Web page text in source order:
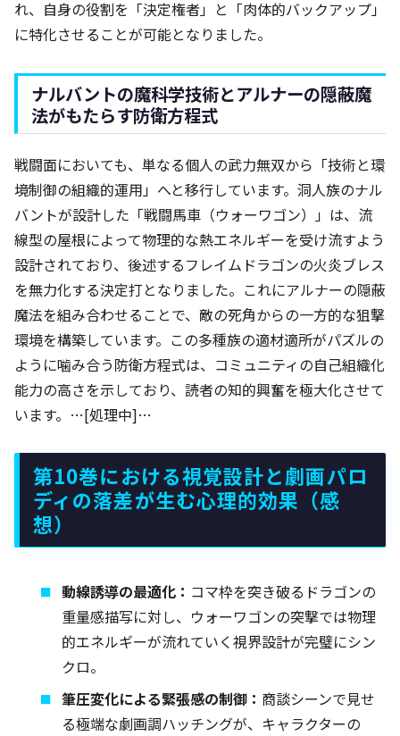
れ、自身の役割を「決定権者」と「肉体的バックアップ」
に特化させることが可能となりました。
ナルバントの魔科学技術とアルナーの隠蔽魔
法がもたらす防衛方程式
戦闘面においても、単なる個人の武力無双から「技術と環
境制御の組織的運用」へと移行しています。洞人族のナル
バントが設計した「戦闘馬車（ウォーワゴン）」は、流
線型の屋根によって物理的な熱エネルギーを受け流すよう
設計されており、後述するフレイムドラゴンの火炎ブレス
を無力化する決定打となりました。これにアルナーの隠蔽
魔法を組み合わせることで、敵の死角からの一方的な狙撃
環境を構築しています。この多種族の適材適所がパズルの
ように噛み合う防衛方程式は、コミュニティの自己組織化
能力の高さを示しており、読者の知的興奮を極大化させて
います。…[処理中]…
第10巻における視覚設計と劇画パロ
ディの落差が生む心理的効果（感
想）
動線誘導の最適化： コマ枠を突き破るドラゴンの
重量感描写に対し、ウォーワゴンの突撃では物理
的エネルギーが流れていく視界設計が完璧にシン
クロ。
筆圧変化による緊張感の制御： 商談シーンで見せ
る極端な劇画調ハッチングが、キャラクターの